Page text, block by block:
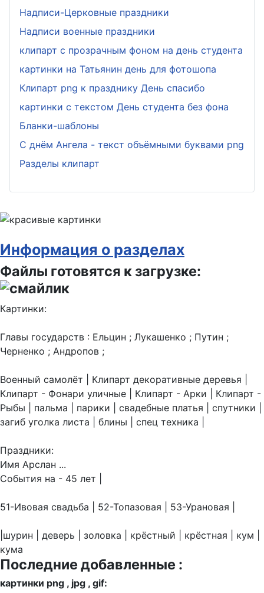
Надписи-Церковные праздники
Надписи военные праздники
клипарт с прозрачным фоном на день студента
картинки на Татьянин день для фотошопа
Клипарт png к празднику День спасибо
картинки с текстом День студента без фона
Бланки-шаблоны
С днём Ангела - текст объёмными буквами png
Разделы клипарт
Информация о разделах
Файлы готовятся к загрузке:
Картинки:
Главы государств : Ельцин ; Лукашенко ; Путин ;
Черненко ; Андропов ;
Военный самолёт | Клипарт декоративные деревья |
Клипарт - Фонари уличные | Клипарт - Арки | Клипарт -
Рыбы | пальма | парики | свадебные платья | спутники |
загиб уголка листа | блины | спец техника |
Праздники:
Имя Арслан ...
События на - 45 лет |
51-Ивовая свадьба | 52-Топазовая | 53-Урановая |
|шурин | деверь | золовка | крёстный | крёстная | кум |
кума
Последние добавленные :
картинки png , jpg , gif: